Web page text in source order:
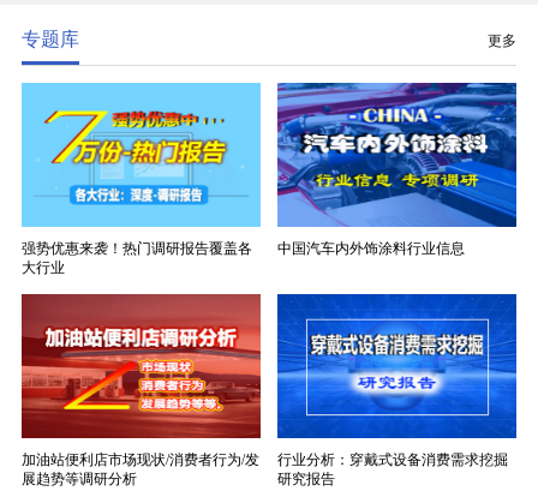
专题库 更多
强势优惠来袭！热门调研报告覆盖各
大行业
中国汽车内外饰涂料行业信息
加油站便利店市场现状/消费者行为/发
展趋势等调研分析
行业分析：穿戴式设备消费需求挖掘
研究报告